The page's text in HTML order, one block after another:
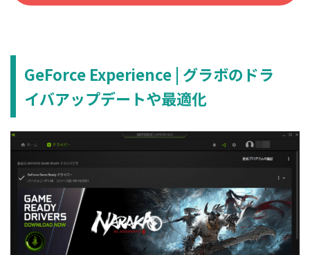
GeForce Experience | グラボのドラ
イバアップデートや最適化